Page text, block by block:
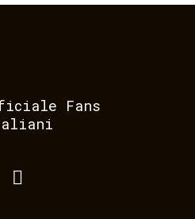
Fans